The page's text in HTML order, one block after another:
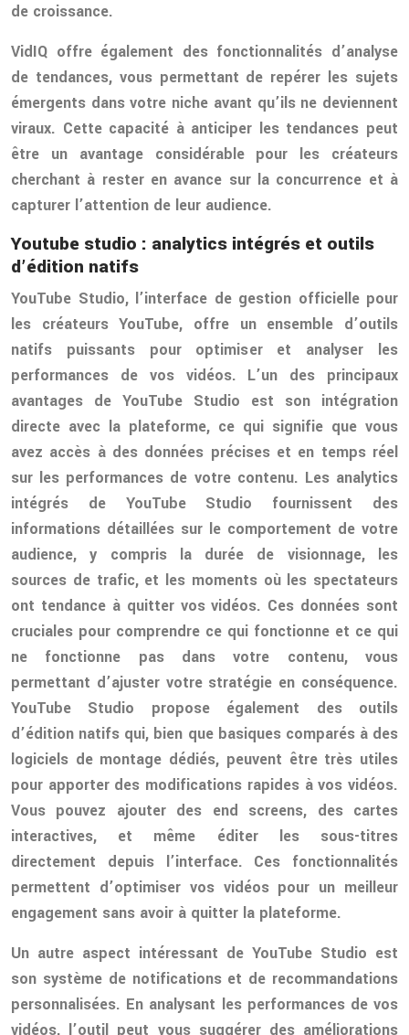
de croissance.
VidIQ offre également des fonctionnalités d’analyse
de tendances, vous permettant de repérer les sujets
émergents dans votre niche avant qu’ils ne deviennent
viraux. Cette capacité à anticiper les tendances peut
être un avantage considérable pour les créateurs
cherchant à rester en avance sur la concurrence et à
capturer l’attention de leur audience.
Youtube studio : analytics intégrés et outils
d’édition natifs
YouTube Studio, l’interface de gestion officielle pour
les créateurs YouTube, offre un ensemble d’outils
natifs puissants pour optimiser et analyser les
performances de vos vidéos. L’un des principaux
avantages de YouTube Studio est son intégration
directe avec la plateforme, ce qui signifie que vous
avez accès à des données précises et en temps réel
sur les performances de votre contenu. Les analytics
intégrés de YouTube Studio fournissent des
informations détaillées sur le comportement de votre
audience, y compris la durée de visionnage, les
sources de trafic, et les moments où les spectateurs
ont tendance à quitter vos vidéos. Ces données sont
cruciales pour comprendre ce qui fonctionne et ce qui
ne fonctionne pas dans votre contenu, vous
permettant d’ajuster votre stratégie en conséquence.
YouTube Studio propose également des outils
d’édition natifs qui, bien que basiques comparés à des
logiciels de montage dédiés, peuvent être très utiles
pour apporter des modifications rapides à vos vidéos.
Vous pouvez ajouter des end screens, des cartes
interactives, et même éditer les sous-titres
directement depuis l’interface. Ces fonctionnalités
permettent d’optimiser vos vidéos pour un meilleur
engagement sans avoir à quitter la plateforme.
Un autre aspect intéressant de YouTube Studio est
son système de notifications et de recommandations
personnalisées. En analysant les performances de vos
vidéos, l’outil peut vous suggérer des améliorations